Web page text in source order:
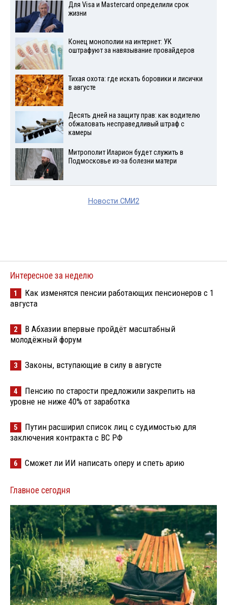
Для Visа и Mastercard определили срок
жизни
Конец монополии на интернет: УК
оштрафуют за навязывание провайдеров
Тихая охота: где искать боровики и лисички
в августе
Десять дней на защиту прав: как водителю
обжаловать несправедливый штраф с
камеры
Митрополит Иларион будет служить в
Подмосковье из-за болезни матери
Новости СМИ2
Интересное за неделю
1
Как изменятся пенсии работающих пенсионеров с 1
августа
2
В Абхазии впервые пройдёт масштабный
молодёжный форум
3 Законы, вступающие в силу в августе
4
Пенсию по старости предложили закрепить на
уровне не ниже 40% от заработка
5
Путин расширил список лиц с судимостью для
заключения контракта с ВС РФ
6 Сможет ли ИИ написать оперу и спеть арию
Главное сегодня